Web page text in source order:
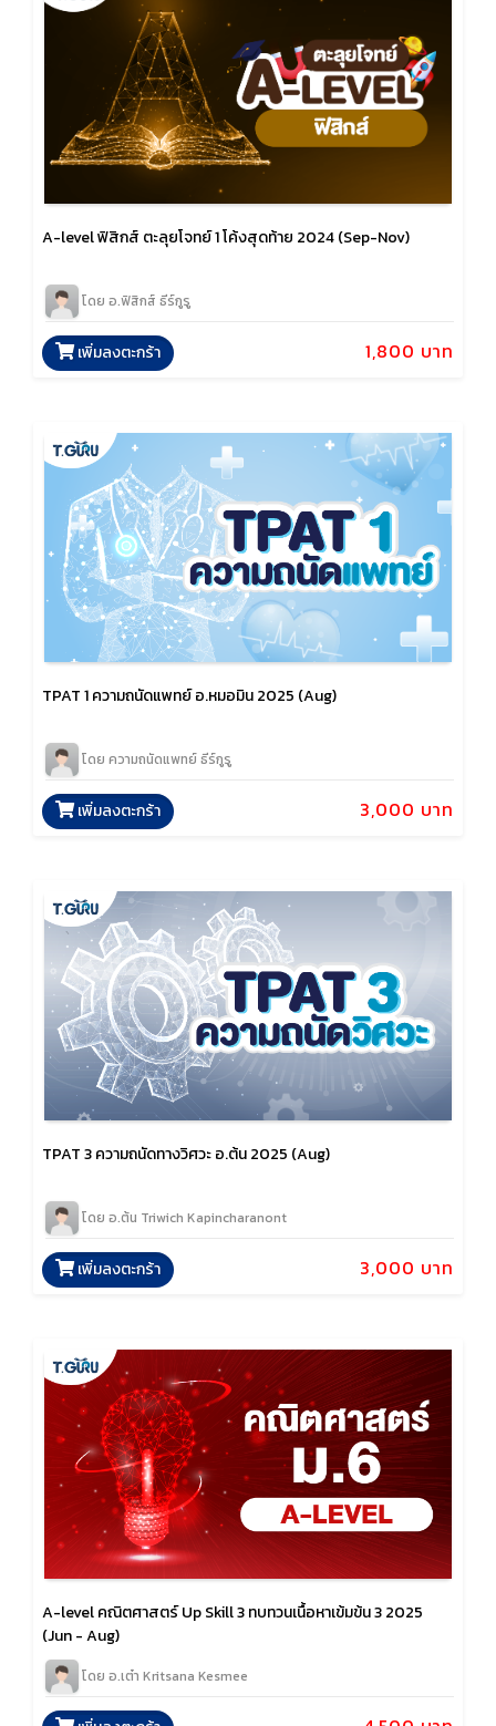
A-level ฟิสิกส์ ตะลุยโจทย์ 1 โค้งสุดท้าย 2024 (Sep-Nov)
โดย อ.ฟิสิกส์ ธีร์กูรู
1,800 บาท
เพิ่มลงตะกร้า
TPAT 1 ความถนัดแพทย์ อ.หมอมิน 2025 (Aug)
โดย ความถนัดแพทย์ ธีร์กูรู
3,000 บาท
เพิ่มลงตะกร้า
TPAT 3 ความถนัดทางวิศวะ อ.ต้น 2025 (Aug)
โดย อ.ต้น Triwich Kapincharanont
3,000 บาท
เพิ่มลงตะกร้า
A-level คณิตศาสตร์ Up Skill 3 ทบทวนเนื้อหาเข้มข้น 3 2025
(Jun - Aug)
โดย อ.เต๋า Kritsana Kesmee